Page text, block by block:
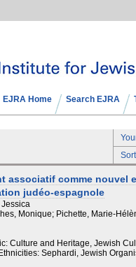
EJRA Home Search EJRA
associatif comme nouvel
judéo-espagnole
Jessica
Monique; Pichette, Marie-
Culture and Heritage, Jewish
Sephardi, Jewish